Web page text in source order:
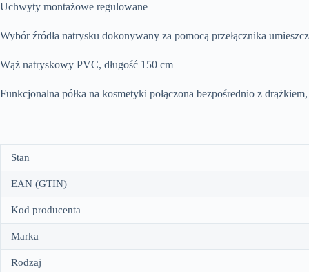
Uchwyty montażowe regulowane
Wybór źródła natrysku dokonywany za pomocą przełącznika
Wąż natryskowy PVC, długość 150 cm
Funkcjonalna półka na kosmetyki połączona bezpośrednio z
Stan
EAN (GTIN)
Kod producenta
Marka
Rodzaj